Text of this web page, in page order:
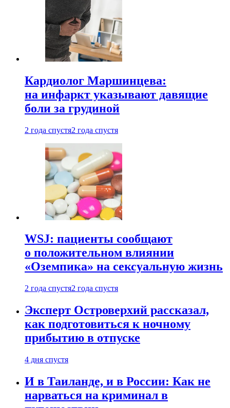
Кардиолог Маршинцева:
на инфаркт указывают давящие
боли за грудиной
2 года спустя2 года спустя
WSJ: пациенты сообщают
о положительном влиянии
«Оземпика» на сексуальную жизнь
2 года спустя2 года спустя
Эксперт Островерхий рассказал,
как подготовиться к ночному
прибытию в отпуске
4 дня спустя
И в Таиланде, и в России: Как не
нарваться на криминал в